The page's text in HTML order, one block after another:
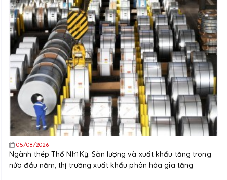
05/08/2026
Ngành thép Thổ Nhĩ Kỳ: Sản lượng và xuất khẩu tăng trong
nửa đầu năm, thị trường xuất khẩu phân hóa gia tăng